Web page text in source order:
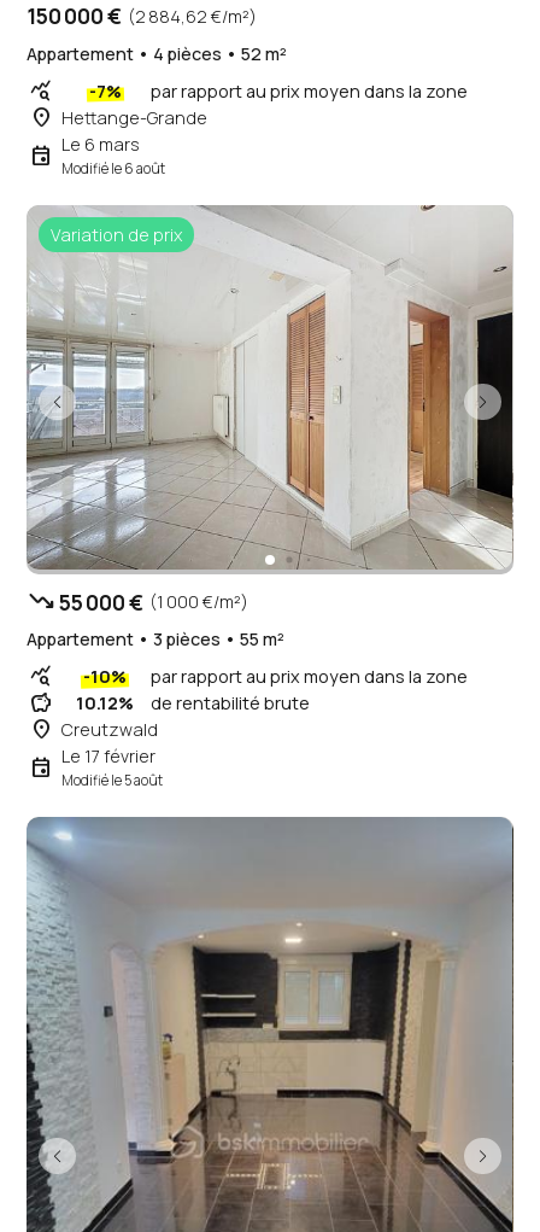
150 000 € (2 884,62 €/m²)
Appartement • 4 pièces • 52 m²
query_stats -7% par rapport au prix moyen dans la zone
place Hettange-Grande
event Le 6 mars
Modifié le 6 août
Variation de prix
trending_down55 000 € (1 000 €/m²)
Appartement • 3 pièces • 55 m²
query_stats -10% par rapport au prix moyen dans la zone
savings 10.12% de rentabilité brute
place Creutzwald
event Le 17 février
Modifié le 5 août